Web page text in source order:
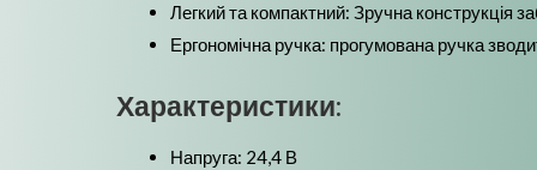
Легкий та компактний: Зручна конструкція
Ергономічна ручка: прогумована ручка
Характеристики:
Напруга: 24,4 В